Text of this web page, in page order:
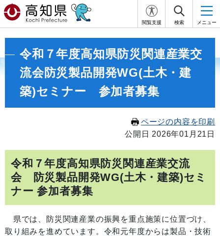
閲覧支援 検索 メニュー
令和７年度高知県防災関連産業交
流会防災製品開発WG(土木・建
築)セミナー 参加者募集
ページの内容を印刷
公開日 2026年01月21日
令和７年度高知県防災関連産業交流
会 防災製品開発WG(土木・建築)セミ
ナー 参加者募集
県では、防災関連産業の振興を重点施策に位置づけ、
取り組みを進めています。令和元年度からは製品・技術